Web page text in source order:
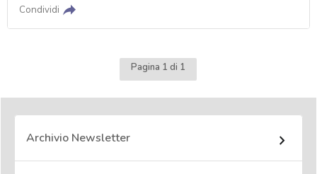
Condividi
Pagina 1 di 1
Archivio Newsletter